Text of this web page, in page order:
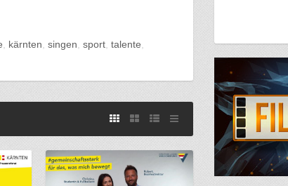
kärnten singen sport talente